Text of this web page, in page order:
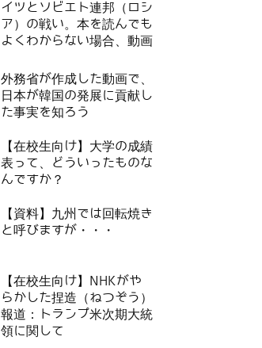
イツとソビエト連邦（ロシ
ア）の戦い。本を読んでも
よくわからない場合、動画
外務省が作成した動画で、
日本が韓国の発展に貢献し
た事実を知ろう
【在校生向け】大学の成績
表って、どういったものな
んですか？
【資料】九州では回転焼き
と呼びますが・・・
【在校生向け】NHKがや
らかした捏造（ねつぞう）
報道：トランプ米次期大統
領に関して